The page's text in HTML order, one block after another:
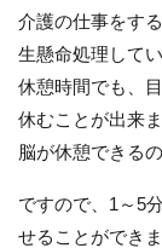
介護の仕事をす
生懸命処理してい
休憩時間でも、
休むことが出来ま
脳が休憩できる
ですので、1～5
せることができま